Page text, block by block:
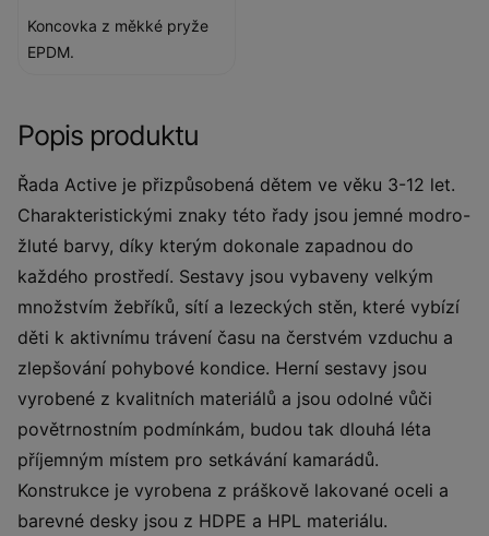
Koncovka z měkké pryže
EPDM.
Popis produktu
Řada Active je přizpůsobená dětem ve věku 3-12 let.
Charakteristickými znaky této řady jsou jemné modro-
žluté barvy, díky kterým dokonale zapadnou do
každého prostředí. Sestavy jsou vybaveny velkým
množstvím žebříků, sítí a lezeckých stěn, které vybízí
děti k aktivnímu trávení času na čerstvém vzduchu a
zlepšování pohybové kondice. Herní sestavy jsou
vyrobené z kvalitních materiálů a jsou odolné vůči
povětrnostním podmínkám, budou tak dlouhá léta
příjemným místem pro setkávání kamarádů.
Konstrukce je vyrobena z práškově lakované oceli a
barevné desky jsou z HDPE a HPL materiálu.